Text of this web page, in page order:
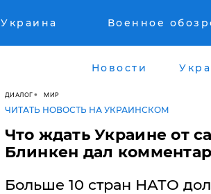
Украина Военное
Новости
ДИАЛОГ МИР
ЧИТАТЬ НОВОСТЬ НА УКРАИНСКОМ
​Что ждать Украине от
Блинкен дал
Больше 10 стран НАТО